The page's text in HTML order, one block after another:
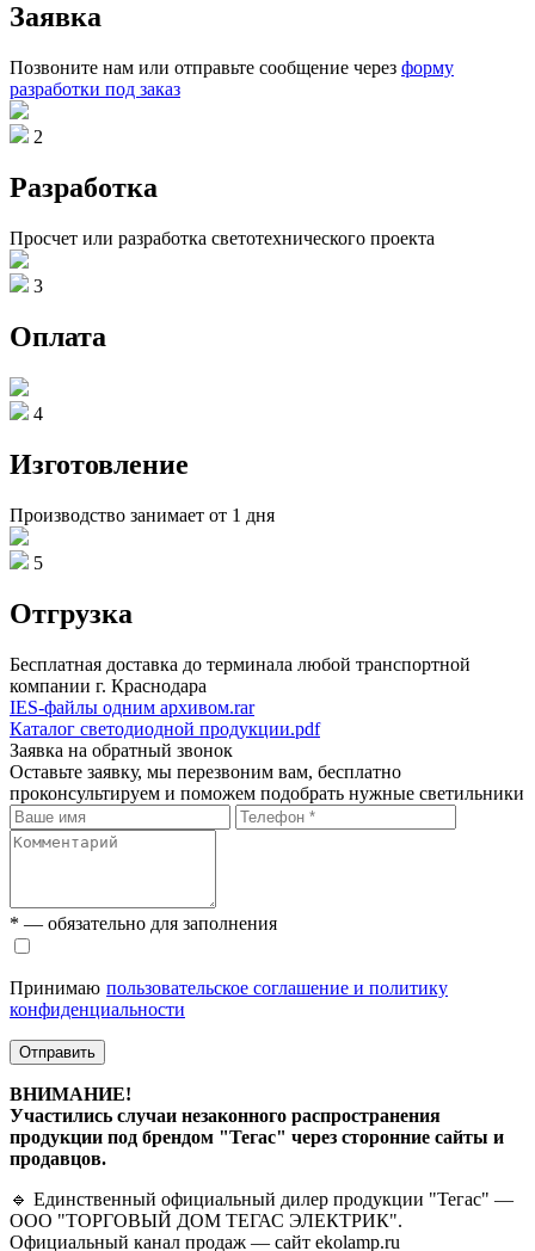
Заявка
Позвоните нам или отправьте сообщение через форму
разработки под заказ
2
Разработка
Просчет или разработка светотехнического проекта
3
Оплата
4
Изготовление
Производство занимает от 1 дня
5
Отгрузка
Бесплатная доставка до терминала любой транспортной
компании г. Краснодара
IES-файлы одним архивом.rar
Каталог светодиодной продукции.pdf
Заявка на обратный звонок
Оставьте заявку, мы перезвоним вам, бесплатно
проконсультируем и поможем подобрать нужные светильники
* — обязательно для заполнения
Принимаю пользовательское соглашение и политику
конфиденциальности
Отправить
ВНИМАНИЕ!
Участились случаи незаконного распространения
продукции под брендом "Тегас" через сторонние сайты и
продавцов.
🔹 Единственный официальный дилер продукции "Тегас" —
ООО "ТОРГОВЫЙ ДОМ ТЕГАС ЭЛЕКТРИК".
Официальный канал продаж — сайт ekolamp.ru